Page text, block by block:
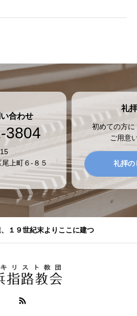
合わせ
3804
上町６-８５
礼
初めての方
ご用意
礼拝の
１９世紀末よりここに建つ